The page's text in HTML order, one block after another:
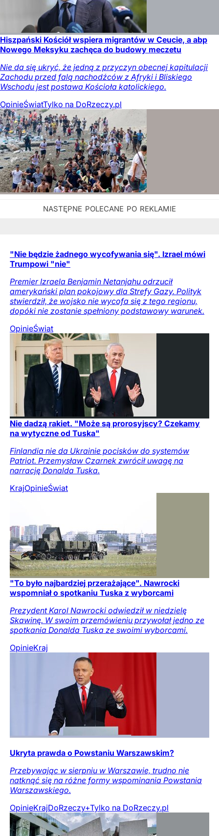
Hiszpański Kościół wspiera migrantów w Ceucie, a abp
Nowego Meksyku zachęca do budowy meczetu
Nie da się ukryć, że jedną z przyczyn obecnej kapitulacji
Zachodu przed falą nachodźców z Afryki i Bliskiego
Wschodu jest postawa Kościoła katolickiego.
OpinieŚwiatTylko na DoRzeczy.pl
"Nie będzie żadnego wycofywania się". Izrael mówi
Trumpowi "nie"
Premier Izraela Benjamin Netanjahu odrzucił
amerykański plan pokojowy dla Strefy Gazy. Polityk
stwierdził, że wojsko nie wycofa się z tego regionu,
dopóki nie zostanie spełniony podstawowy warunek.
OpinieŚwiat
Nie dadzą rakiet. "Może są prorosyjscy? Czekamy
na wytyczne od Tuska"
Finlandia nie da Ukrainie pocisków do systemów
Patriot. Przemysław Czarnek zwrócił uwagę na
narrację Donalda Tuska.
KrajOpinieŚwiat
"To było najbardziej przerażające". Nawrocki
wspomniał o spotkaniu Tuska z wyborcami
Prezydent Karol Nawrocki odwiedził w niedzielę
Skawinę. W swoim przemówieniu przywołał jedno ze
spotkania Donalda Tuska ze swoimi wyborcami.
OpinieKraj
Ukryta prawda o Powstaniu Warszawskim?
Przebywając w sierpniu w Warszawie, trudno nie
natknąć się na różne formy wspominania Powstania
Warszawskiego.
OpinieKrajDoRzeczy+Tylko na DoRzeczy.pl